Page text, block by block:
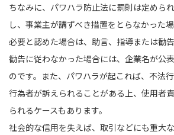
ちなみに、パワハラ防止法に罰則は定めら
し、事業主が講ずべき措置をとらなかった
必要と認めた場合は、助言、指導または勧
勧告に従わなかった場合には、企業名が公
のです。また、パワハラが起これば、不法
行為者が訴えられることがある上、使用者
られるケースもあります。
社会的な信用を失えば、取引などにも重大な